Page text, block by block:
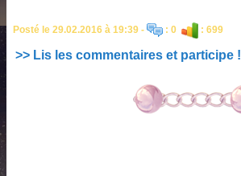
Posté le 29.02.2016 à 19:39 - : 0 : 699
>> Lis les commentaires et participe !